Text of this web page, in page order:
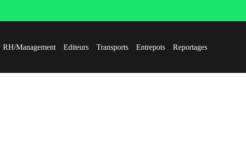
RH/Management Editeurs Transports Entrepots Reportages